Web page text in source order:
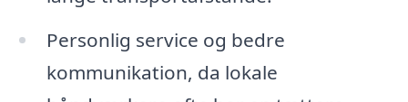
Personlig service og bedre
kommunikation, da lokale